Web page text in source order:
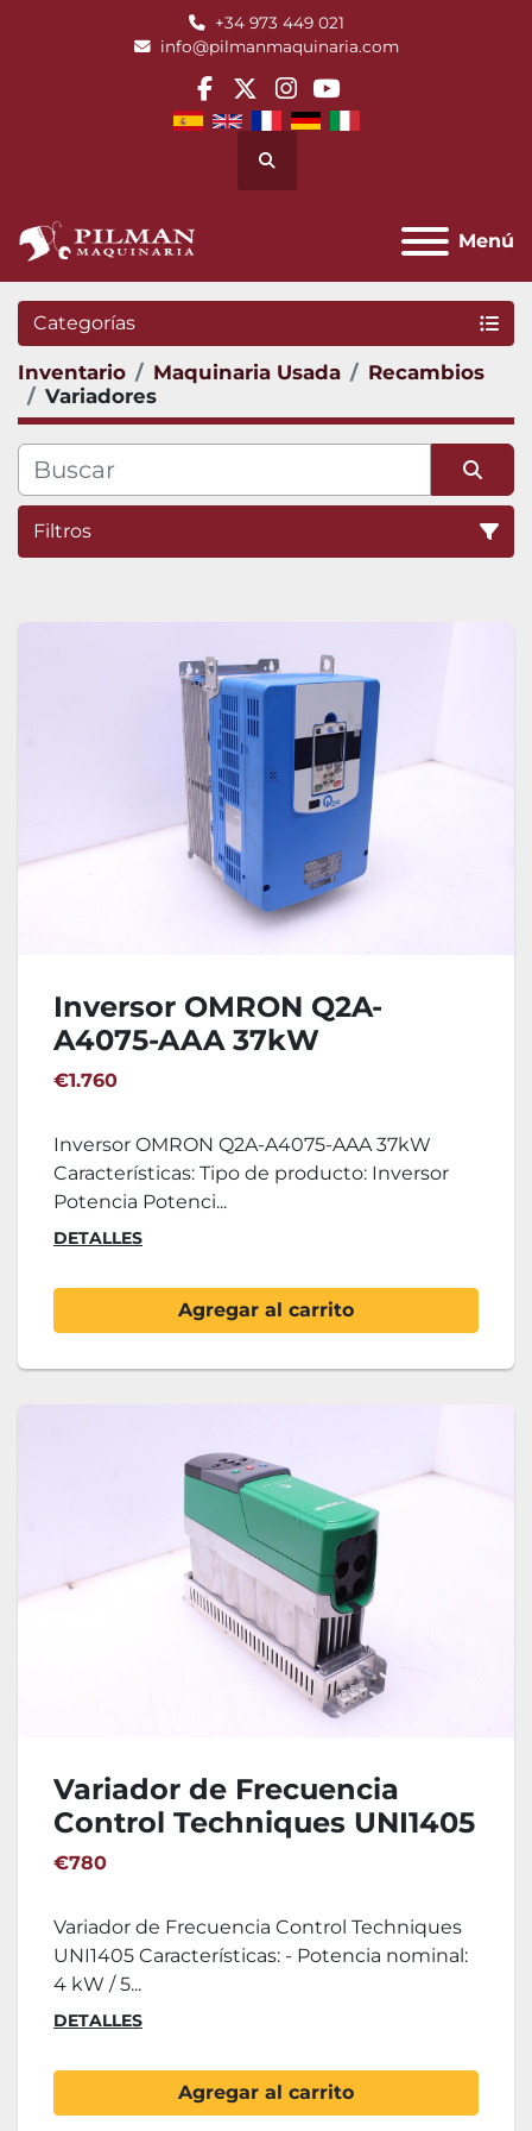
+34 973 449 021
info@pilmanmaquinaria.com
facebook
twitterinstagram
youtube
Buscar
Menú
Categorías
Inventario Maquinaria Usada
Recambios
Variadores
Filtros
Inversor OMRON Q2A-
A4075-AAA 37kW
€1.760
Inversor OMRON Q2A-A4075-AAA 37kW
Características: Tipo de producto: Inversor
Potencia Potenci...
DETALLES
Agregar al carrito
Variador de Frecuencia
Control Techniques UNI1405
€780
Variador de Frecuencia Control Techniques
UNI1405 Características: - Potencia nominal:
4 kW / 5...
DETALLES
Agregar al carrito